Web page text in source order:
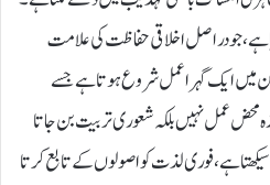
ہے، جو دراصل اخلاقی حفاظت کی علامت
میں ایک گہرا عمل شروع ہوتا ہے جسے
محض عمل نہیں بلکہ شعوری تربیت بن جاتا
ہے، فوری لذت کو اصولوں کے تابع کرتا